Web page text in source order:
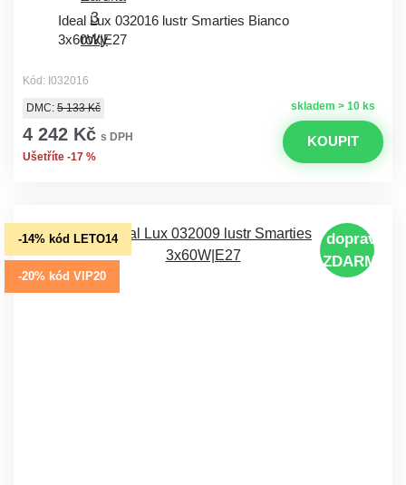
Ideal Lux 032016 lustr Smarties Bianco
3x60W|E27
Kód: I032016
skladem > 10 ks
DMC: 5 133 Kč
4 242 Kč s DPH
Ušetříte -17 %
KOUPIT
-14% kód LETO14
-20% kód VIP20
doprava
ZDARMA